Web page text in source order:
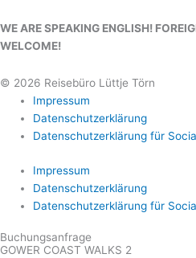
WE ARE SPEAKING ENGLISH!
WELCOME!
© 2026 Reisebüro Lüttje Törn
Impressum
Datenschutzerklärung
Datenschutzerklärung für
Impressum
Datenschutzerklärung
Datenschutzerklärung für
Buchungsanfrage
GOWER COAST WALKS 2